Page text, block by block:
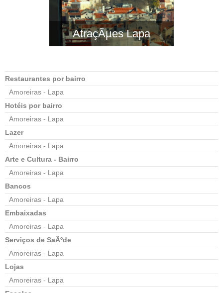
AtraçÃµes Lapa
Restaurantes por bairro
Amoreiras - Lapa
Hotéis por bairro
Amoreiras - Lapa
Lazer
Amoreiras - Lapa
Arte e Cultura - Bairro
Amoreiras - Lapa
Bancos
Amoreiras - Lapa
Embaixadas
Amoreiras - Lapa
Serviços de SaÃºde
Amoreiras - Lapa
Lojas
Amoreiras - Lapa